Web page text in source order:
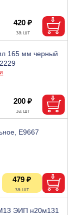
420 ₽
165 мм черный
200 ₽
Е9667
479 ₽
ЭИП н20м131